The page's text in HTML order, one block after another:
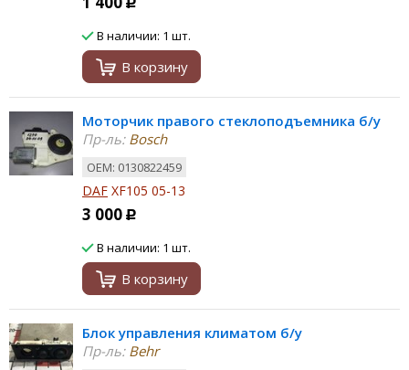
Р
В наличии: 1 шт.
В корзину
Моторчик правого стеклоподъемника б/у
Пр-ль:Bosch
ОЕМ: 0130822459
DAF XF105 05-13
3 000 Р
В наличии: 1 шт.
В корзину
Блок управления климатом б/у
Пр-ль:Behr